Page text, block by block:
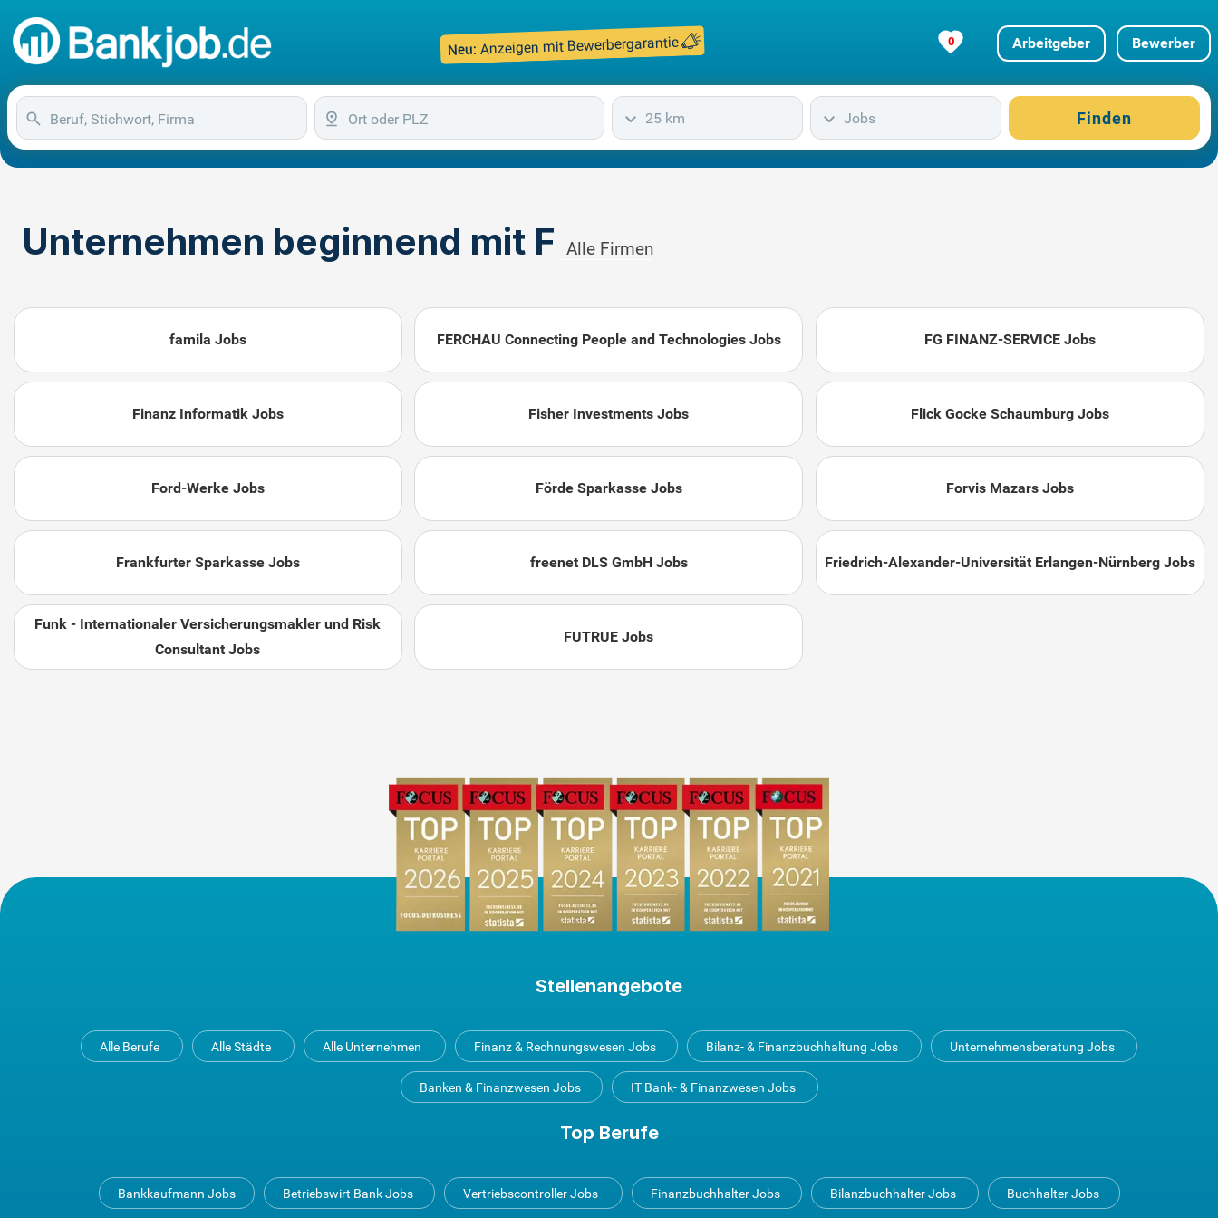
Neu: Anzeigen mit Bewerbergarantie 0 Arbeitgeber Bewerber
25 km Jobs Finden
Unternehmen beginnend mit F Alle Firmen
famila Jobs FERCHAU Connecting People and Technologies Jobs FG FINANZ-SERVICE Jobs
Finanz Informatik Jobs Fisher Investments Jobs Flick Gocke Schaumburg Jobs
Ford-Werke Jobs Förde Sparkasse Jobs Forvis Mazars Jobs
Frankfurter Sparkasse Jobs freenet DLS GmbH Jobs Friedrich-Alexander-Universität Erlangen-Nürnberg Jobs
Funk - Internationaler Versicherungsmakler und Risk
Consultant Jobs
FUTRUE Jobs
Stellenangebote
Alle Berufe Alle Städte Alle Unternehmen Finanz & Rechnungswesen Jobs Bilanz- & Finanzbuchhaltung Jobs Unternehmensberatung Jobs
Banken & Finanzwesen Jobs IT Bank- & Finanzwesen Jobs
Top Berufe
Bankkaufmann Jobs Betriebswirt Bank Jobs Vertriebscontroller Jobs Finanzbuchhalter Jobs Bilanzbuchhalter Jobs Buchhalter Jobs